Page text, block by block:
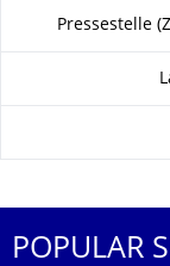
About this
Pressestelle
POPULAR